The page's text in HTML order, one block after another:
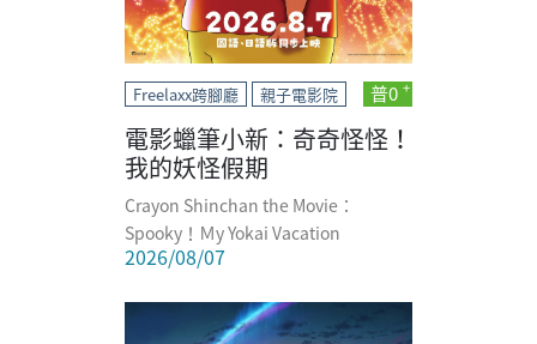
Freelaxx跨腳廳 親子電影院 普0
電影蠟筆小新：奇奇怪怪！
我的妖怪假期
Crayon Shinchan the Movie：
Spooky！Ｍy Yokai Vacation
2026/08/07